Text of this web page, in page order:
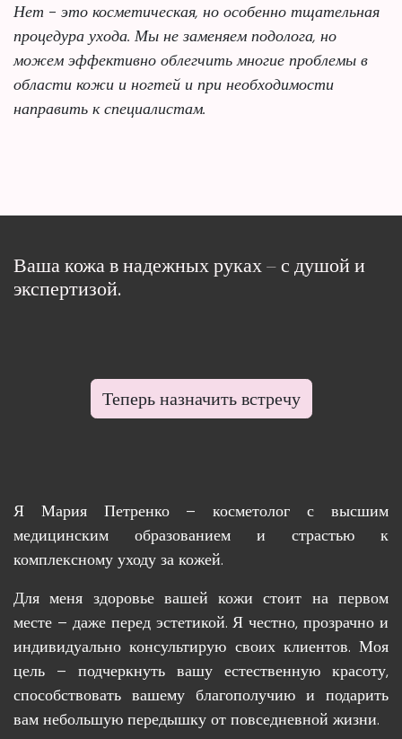
Нет - это косметическая, но особенно тщательная
процедура ухода. Мы не заменяем подолога, но
можем эффективно облегчить многие проблемы в
области кожи и ногтей и при необходимости
направить к специалистам.
Ваша кожа в надежных руках – с душой и
экспертизой.
Теперь назначить встречу
Я Мария Петренко – косметолог с высшим
медицинским образованием и страстью к
комплексному уходу за кожей.
Для меня здоровье вашей кожи стоит на первом
месте – даже перед эстетикой. Я честно, прозрачно и
индивидуально консультирую своих клиентов. Моя
цель – подчеркнуть вашу естественную красоту,
способствовать вашему благополучию и подарить
вам небольшую передышку от повседневной жизни.